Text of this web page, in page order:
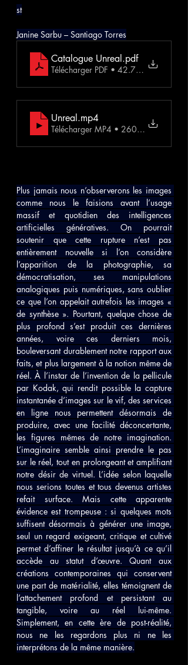
st
Janine Sarbu – Santiago Torres
Catalogue Unreal .pdf
Télécharger PDF • 42.78MB
Unreal .mp4
Télécharger MP4 • 260.79MB
Plus jamais nous n’observerons les images
comme nous le faisions avant l’usage
massif et quotidien des intelligences
artificielles génératives. On pourrait
soutenir que cette rupture n’est pas
entièrement nouvelle si l’on considère
l’apparition de la photographie, sa
démocratisation, ses manipulations
analogiques puis numériques, sans oublier
ce que l’on appelait autrefois les images «
de synthèse ». Pourtant, quelque chose de
plus profond s’est produit ces dernières
années, voire ces derniers mois,
bouleversant durablement notre rapport aux
faits, et plus largement à la notion même de
réel. À l’instar de l’invention de la pellicule
par Kodak, qui rendit possible la capture
instantanée d’images sur le vif, des services
en ligne nous permettent désormais de
produire, avec une facilité déconcertante,
les figures mêmes de notre imagination.
L’imaginaire semble ainsi prendre le pas
sur le réel, tout en prolongeant et amplifiant
notre désir de virtuel. L’idée selon laquelle
nous serions toutes et tous devenus artistes
refait surface. Mais cette apparente
évidence est trompeuse : si quelques mots
suffisent désormais à générer une image,
seul un regard exigeant, critique et cultivé
permet d’affiner le résultat jusqu’à ce qu’il
accède au statut d’œuvre. Quant aux
créations contemporaines qui conservent
une part de matérialité, elles témoignent de
l’attachement profond et persistant au
tangible, voire au réel lui-même.
Simplement, en cette ère de post-réalité,
nous ne les regardons plus ni ne les
interprétons de la même manière.